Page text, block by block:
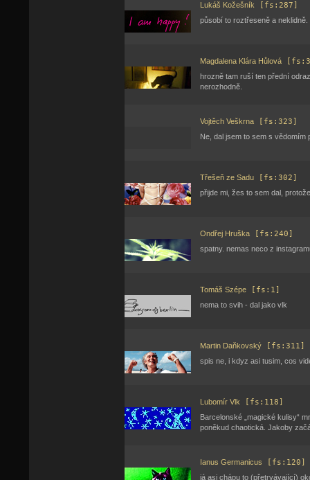
Lukáš Kožešník [fs:287]
působí to roztřeseně a neklidně.
Magdalena Klára Hůlová
hrozně tam ruší ten přední
nerozhodně.
Vojtěch Veškrna [fs:323]
Ne, dal jsem to sem s
Třešeň ze Sadu [fs:302]
přijde mi, žes to sem dal,
Ondřej Hruška [fs:240]
spatny. nemas neco z
Tomáš Szépe [fs:1]
nema to svih - dal jako vlk
Martin Daňkovský [fs:311]
spis ne, i kdyz asi tusim, cos
Lubomír Vlk [fs:118]
Barcelonské „magické kulisy“
poněkud chaotická. Jakoby
Ianus Germanicus [fs:120]
já asi chápu to (přetrvávající)